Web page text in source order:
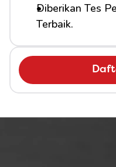
Diberikan Tes
Terbaik.